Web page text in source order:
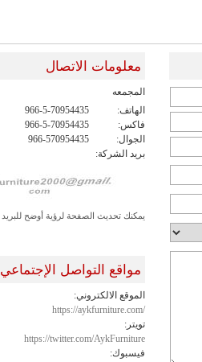
معلومات الاتصال
المجمعه
الهاتف:
966-5-70954435
فاكس:
966-5-70954435
الجوال:
966-570954435
بريد الشركة:
يمكنك تحديث الصفحة لرؤية أوضح للبريد
مواقع التواصل الإجتماعي
الموقع الالكتروني:
https://aykfurniture.com/
تويتر:
https://twitter.com/AykFurniture
فيسبوك: